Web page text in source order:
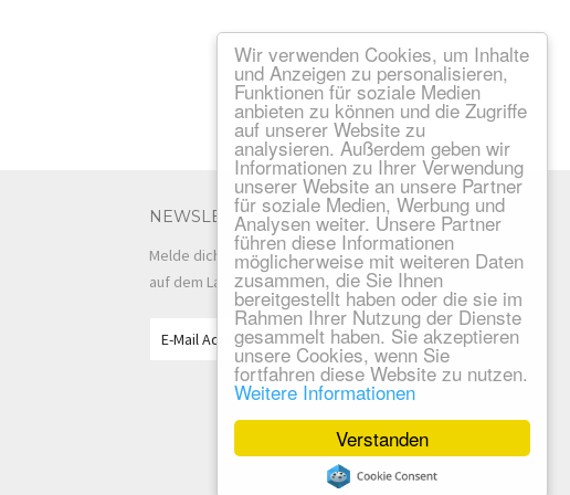
Verstanden
Wir verwenden Cookies, um Inhalte
und Anzeigen zu personalisieren,
Funktionen für soziale Medien
anbieten zu können und die Zugriffe
auf unserer Website zu
analysieren. Außerdem geben wir
Informationen zu Ihrer Verwendung
unserer Website an unsere Partner
für soziale Medien, Werbung und
Analysen weiter. Unsere Partner
führen diese Informationen
möglicherweise mit weiteren Daten
zusammen, die Sie Ihnen
bereitgestellt haben oder die sie im
Rahmen Ihrer Nutzung der Dienste
gesammelt haben. Sie akzeptieren
unsere Cookies, wenn Sie
fortfahren diese Website zu nutzen.
Weitere Informationen
NEWSLETTER
Melde dich für unseren Newsletter an und bleibe
auf dem Laufenden!
Kite your Limit © - Alle Rechte vorbehalten